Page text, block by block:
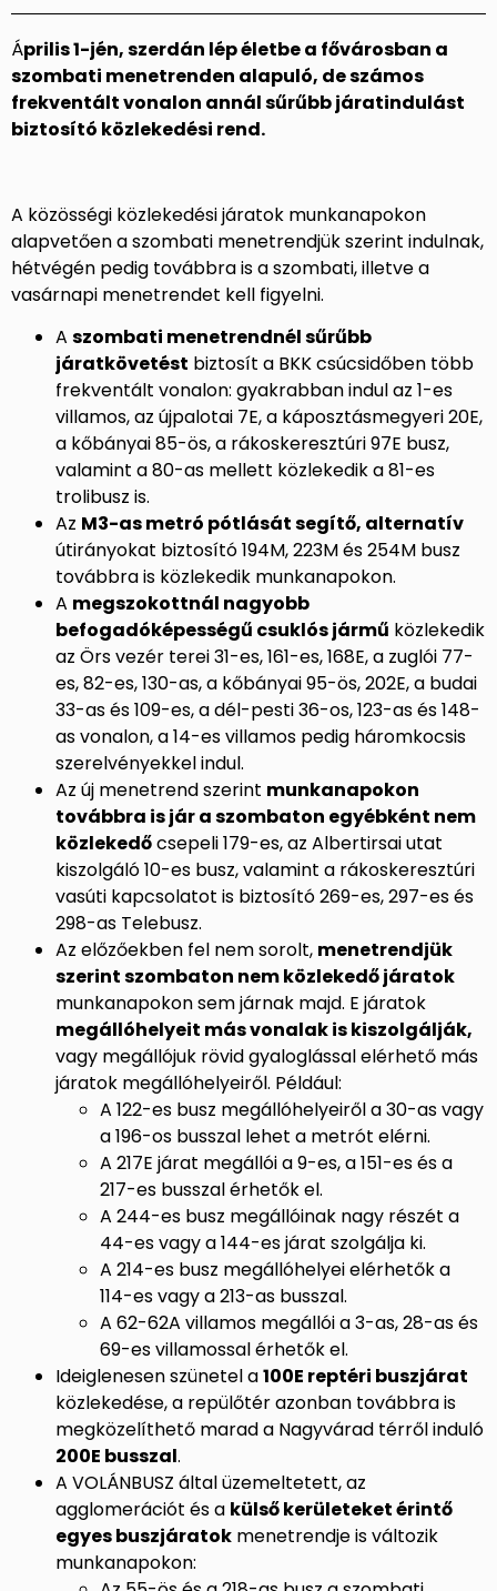
Április 1-jén, szerdán lép életbe a fővárosban a
szombati menetrenden alapuló, de számos
frekventált vonalon annál sűrűbb járatindulást
biztosító közlekedési rend.
A közösségi közlekedési járatok munkanapokon
alapvetően a szombati menetrendjük szerint indulnak,
hétvégén pedig továbbra is a szombati, illetve a
vasárnapi menetrendet kell figyelni.
A szombati menetrendnél sűrűbb
járatkövetést biztosít a BKK csúcsidőben több
frekventált vonalon: gyakrabban indul az 1-es
villamos, az újpalotai 7E, a káposztásmegyeri 20E,
a kőbányai 85-ös, a rákoskeresztúri 97E busz,
valamint a 80-as mellett közlekedik a 81-es
trolibusz is.
Az M3-as metró pótlását segítő, alternatív
útirányokat biztosító 194M, 223M és 254M busz
továbbra is közlekedik munkanapokon.
A megszokottnál nagyobb
befogadóképességű csuklós jármű közlekedik
az Örs vezér terei 31-es, 161-es, 168E, a zuglói 77-
es, 82-es, 130-as, a kőbányai 95-ös, 202E, a budai
33-as és 109-es, a dél-pesti 36-os, 123-as és 148-
as vonalon, a 14-es villamos pedig háromkocsis
szerelvényekkel indul.
Az új menetrend szerint munkanapokon
továbbra is jár a szombaton egyébként nem
közlekedőcsepeli 179-es, az Albertirsai utat
kiszolgáló 10-es busz, valamint a rákoskeresztúri
vasúti kapcsolatot is biztosító 269-es, 297-es és
298-as Telebusz.
Az előzőekben fel nem sorolt, menetrendjük
szerint szombaton nem közlekedő járatok
munkanapokon sem járnak majd. E járatok
megállóhelyeit más vonalak is kiszolgálják,
vagy megállójuk rövid gyaloglással elérhető más
járatok megállóhelyeiről. Például:
A 122-es busz megállóhelyeiről a 30-as vagy
a 196-os busszal lehet a metrót elérni.
A 217E járat megállói a 9-es, a 151-es és a
217-es busszal érhetők el.
A 244-es busz megállóinak nagy részét a
44-es vagy a 144-es járat szolgálja ki.
A 214-es busz megállóhelyei elérhetők a
114-es vagy a 213-as busszal.
A 62-62A villamos megállói a 3-as, 28-as és
69-es villamossal érhetők el.
Ideiglenesen szünetel a100E reptéri buszjárat
közlekedése, a repülőtér azonban továbbra is
megközelíthető marad a Nagyvárad térről induló
200E busszal.
A VOLÁNBUSZ által üzemeltetett, az
agglomerációt és a külső kerületeket érintő
egyes buszjáratok menetrendje is változik
munkanapokon: